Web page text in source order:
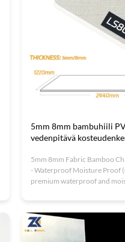
5mm 8mm bambuhiili
vedenpitävä
5mm 8mm Fabric Bamboo
- Waterproof Moisture Proof
premium waterproof and
an elegant cloth weave
offers exceptional waterproof